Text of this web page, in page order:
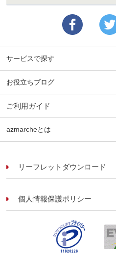
サービスで探す
お役立ちブログ
ご利用ガイド
azmarcheとは
リーフレットダウンロード
個人情報保護ポリシー